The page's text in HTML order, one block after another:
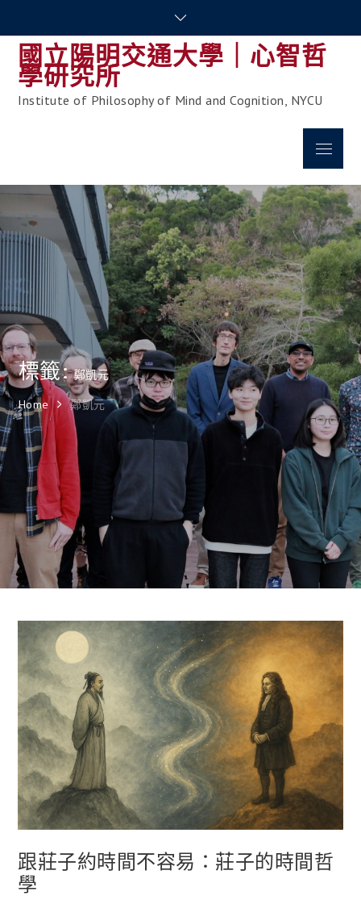
content國立陽明交通大學｜心智哲
學研究所
Institute of Philosophy of Mind and Cognition, NYCU
Menu
標籤:鄭凱元
Home 鄭凱元
跟莊子約時間不容易：莊子的時間哲
學